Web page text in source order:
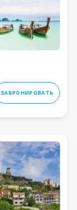
ЗАБРОНИРОВАТЬ